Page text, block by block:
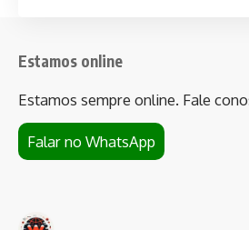
Estamos online
Estamos sempre online. Fale
Falar no WhatsApp